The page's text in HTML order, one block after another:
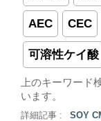
AEC CEC
可溶性ケイ酸
上のキーワード
います。
詳細記事 :
SOY